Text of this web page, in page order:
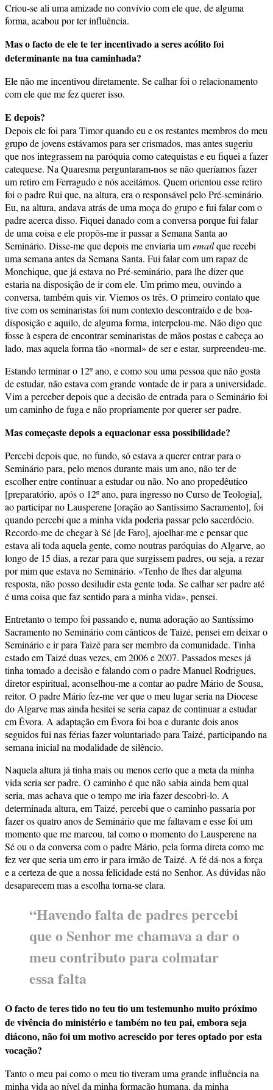
Criou-se ali uma amizade no convívio com ele que, de alguma
forma, acabou por ter influência.
Mas o facto de ele te ter incentivado a seres acólito foi
determinante na tua caminhada?
Ele não me incentivou diretamente. Se calhar foi o relacionamento
com ele que me fez querer isso.
E depois?
Depois ele foi para Timor quando eu e os restantes membros do meu
grupo de jovens estávamos para ser crismados, mas antes sugeriu
que nos integrassem na paróquia como catequistas e eu fiquei a fazer
catequese. Na Quaresma perguntaram-nos se não queríamos fazer
um retiro em Ferragudo e nós aceitámos. Quem orientou esse retiro
foi o padre Rui que, na altura, era o responsável pelo Pré-seminário.
Eu, na altura, andava atrás de uma moça do grupo e fui falar com o
padre acerca disso. Fiquei danado com a conversa porque fui falar
de uma coisa e ele propôs-me ir passar a Semana Santa ao
Seminário. Disse-me que depois me enviaria umemailque recebi
uma semana antes da Semana Santa. Fui falar com um rapaz de
Monchique, que já estava no Pré-seminário, para lhe dizer que
estaria na disposição de ir com ele. Um primo meu, ouvindo a
conversa, também quis vir. Viemos os três. O primeiro contato que
tive com os seminaristas foi num contexto descontraído e de boa-
disposição e aquilo, de alguma forma, interpelou-me. Não digo que
fosse à espera de encontrar seminaristas de mãos postas e cabeça ao
lado, mas aquela forma tão «normal» de ser e estar, surpreendeu-me.
Estando terminar o 12º ano, e como sou uma pessoa que não gosta
de estudar, não estava com grande vontade de ir para a universidade.
Vim a perceber depois que a decisão de entrada para o Seminário foi
um caminho de fuga e não propriamente por querer ser padre.
Mas começaste depois a equacionar essa possibilidade?
Percebi depois que, no fundo, só estava a querer entrar para o
Seminário para, pelo menos durante mais um ano, não ter de
escolher entre continuar a estudar ou não. No ano propedêutico
[preparatório, após o 12º ano, para ingresso no Curso de Teologia],
ao participar no Lausperene [oração ao Santíssimo Sacramento], foi
quando percebi que a minha vida poderia passar pelo sacerdócio.
Recordo-me de chegar à Sé [de Faro], ajoelhar-me e pensar que
estava ali toda aquela gente, como noutras paróquias do Algarve, ao
longo de 15 dias, a rezar para que surgissem padres, ou seja, a rezar
por mim que estava no Seminário. «Tenho de lhes dar alguma
resposta, não posso desiludir esta gente toda. Se calhar ser padre até
é uma coisa que faz sentido para a minha vida», pensei.
Entretanto o tempo foi passando e, numa adoração ao Santíssimo
Sacramento no Seminário com cânticos de Taizé, pensei em deixar o
Seminário e ir para Taizé para ser membro da comunidade. Tinha
estado em Taizé duas vezes, em 2006 e 2007. Passados meses já
tinha tomado a decisão e falando com o padre Manuel Rodrigues,
diretor espiritual, aconselhou-me a contar ao padre Mário de Sousa,
reitor. O padre Mário fez-me ver que o meu lugar seria na Diocese
do Algarve mas ainda hesitei se seria capaz de continuar a estudar
em Évora. A adaptação em Évora foi boa e durante dois anos
seguidos fui nas férias fazer voluntariado para Taizé, participando na
semana inicial na modalidade de silêncio.
Naquela altura já tinha mais ou menos certo que a meta da minha
vida seria ser padre. O caminho é que não sabia ainda bem qual
seria, mas achava que o tempo me iria fazer descobri-lo. A
determinada altura, em Taizé, percebi que o caminho passaria por
fazer os quatro anos de Seminário que me faltavam e esse foi um
momento que me marcou, tal como o momento do Lausperene na
Sé ou o da conversa com o padre Mário, pela forma direta como me
fez ver que seria um erro ir para irmão de Taizé. A fé dá-nos a força
e a certeza de que a nossa felicidade está no Senhor. As dúvidas não
desaparecem mas a escolha torna-se clara.
“Havendo falta de padres percebi
que o Senhor me chamava a dar o
meu contributo para colmatar
essa falta
O facto de teres tido no teu tio um testemunho muito próximo
de vivência do ministério e também no teu pai, embora seja
diácono, não foi um motivo acrescido por teres optado por esta
vocação?
Tanto o meu pai como o meu tio tiveram uma grande influência na
minha vida ao nível da minha formação humana, da minha